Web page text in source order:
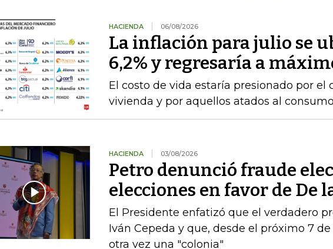
HACIENDA 06/08/2026
La inflación para julio se
6,2% y regresaría a
El costo de vida estaría presionado por el
vivienda y por aquellos atados al
HACIENDA 03/08/2026
Petro denunció fraude
elecciones en favor de De
El Presidente enfatizó que el verdadero
Iván Cepeda y que, desde el próximo 7
otra vez una "colonia"